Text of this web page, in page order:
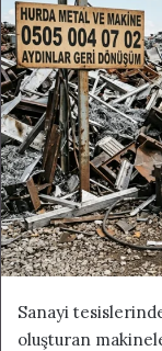
e
-
p
o
s
t
a
g
ö
n
e
r
Sanayi
oluşturan